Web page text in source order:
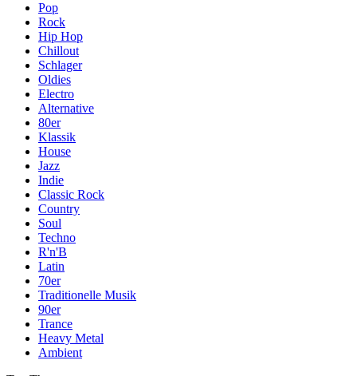
Pop
Rock
Hip Hop
Chillout
Schlager
Oldies
Electro
Alternative
80er
Klassik
House
Jazz
Indie
Classic Rock
Country
Soul
Techno
R'n'B
Latin
70er
Traditionelle Musik
90er
Trance
Heavy Metal
Ambient